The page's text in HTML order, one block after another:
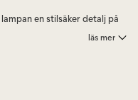
en stilsäker detalj på
läs mer